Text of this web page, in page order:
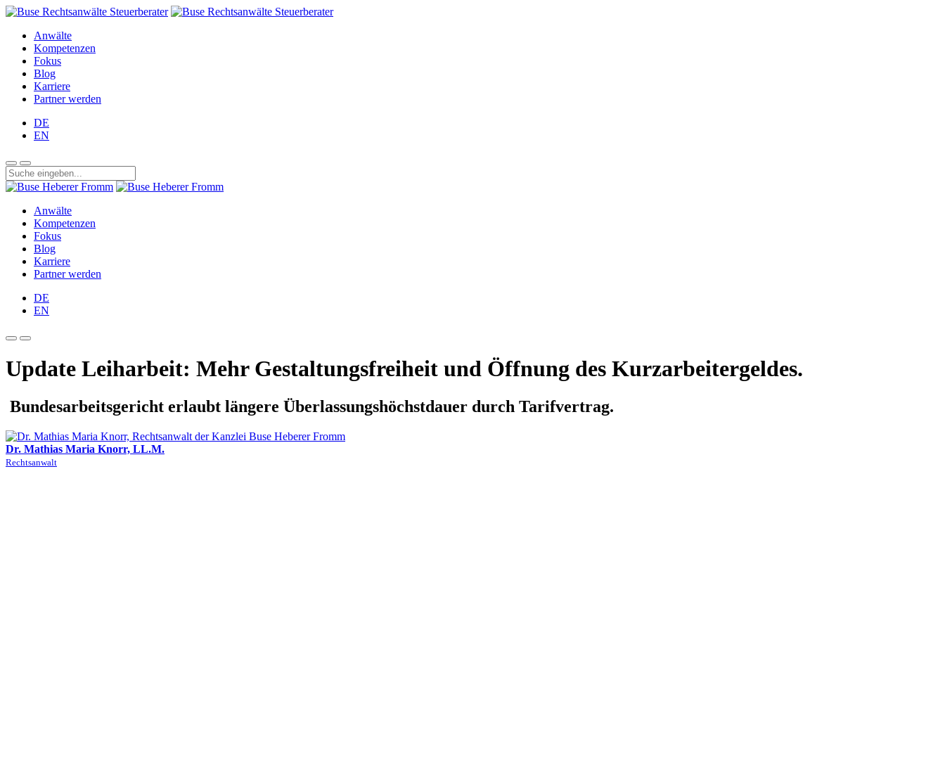
Anwälte
Kompetenzen
Fokus
Blog
Karriere
Partner werden
DE
EN
Anwälte
Kompetenzen
Fokus
Blog
Karriere
Partner werden
DE
EN
Update Leiharbeit: Mehr Gestaltungsfreiheit und Öffnung des Kurzarbeitergeldes.
Bundesarbeitsgericht erlaubt längere Überlassungshöchstdauer durch Tarifvertrag.
Dr. Mathias Maria Knorr, LL.M.
Rechtsanwalt